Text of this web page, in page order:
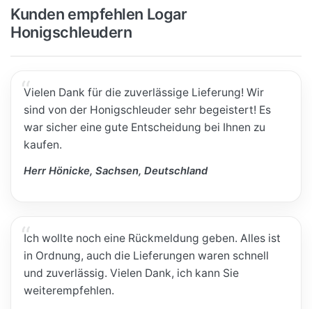
Kunden empfehlen Logar
Honigschleudern
Vielen Dank für die zuverlässige Lieferung! Wir
sind von der Honigschleuder sehr begeistert! Es
war sicher eine gute Entscheidung bei Ihnen zu
kaufen.
Herr Hönicke, Sachsen, Deutschland
Ich wollte noch eine Rückmeldung geben. Alles ist
in Ordnung, auch die Lieferungen waren schnell
und zuverlässig. Vielen Dank, ich kann Sie
weiterempfehlen.